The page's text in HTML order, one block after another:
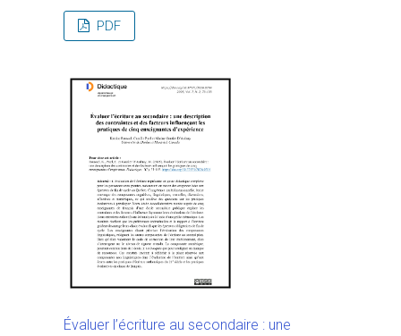
PDF
Évaluer l’écriture au secondaire : une